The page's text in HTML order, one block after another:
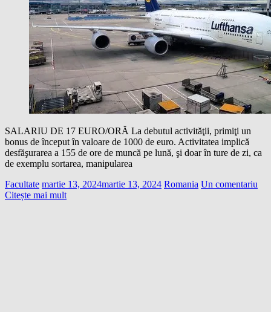
SALARIU DE 17 EURO/ORĂ La debutul activităţii, primiţi un
bonus de început în valoare de 1000 de euro. Activitatea implică
desfăşurarea a 155 de ore de muncă pe lună, şi doar în ture de zi, ca
de exemplu sortarea, manipularea
Facultate martie 13, 2024martie 13, 2024 Romania Un comentariu
Citește mai mult